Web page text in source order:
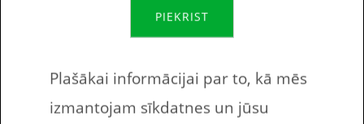
Vārdu krājums šajā uzdevumā priekš
bērniem, skolēniem, studentiem
PIEKRIST
Plašākai informācijai par to, kā mēs
izmantojam sīkdatnes un jūsu